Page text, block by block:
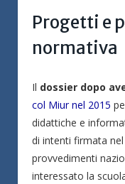
Progetti e
normativa
Il dossier dopo
col Miur nel 2015
didattiche e
di intenti firmata
provvedimenti
interessato la